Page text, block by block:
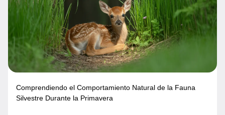
Comprendiendo el Comportamiento Natural de la Fauna
Silvestre Durante la Primavera